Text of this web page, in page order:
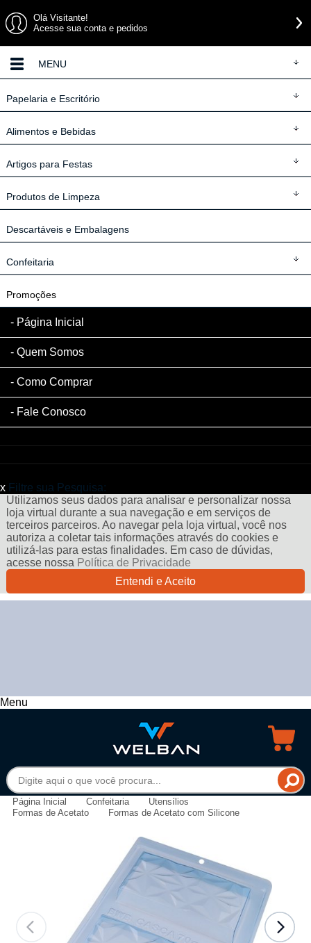
Olá Visitante!
Acesse sua conta e pedidos
MENU
Papelaria e Escritório
Alimentos e Bebidas
Artigos para Festas
Produtos de Limpeza
Descartáveis e Embalagens
Confeitaria
Promoções
Página Inicial
Quem Somos
Como Comprar
Fale Conosco
x Filtre sua Pesquisa:
Utilizamos seus dados para analisar e personalizar nossa
loja virtual durante a sua navegação e em serviços de
terceiros parceiros. Ao navegar pela loja virtual, você nos
autoriza a coletar tais informações através do cookies e
utilizá-las para estas finalidades. Em caso de dúvidas,
acesse nossa Política de Privacidade
Entendi e Aceito
Menu
Página Inicial Confeitaria
Utensílios
Formas de Acetato
Formas de Acetato com Silicone